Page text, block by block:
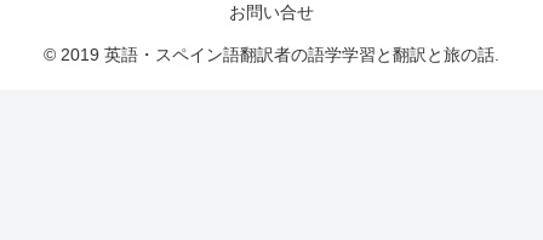
お問い合せ
© 2019 英語・スペイン語翻訳者の語学学習と翻訳と旅の話.